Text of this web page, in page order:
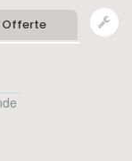
Offerte